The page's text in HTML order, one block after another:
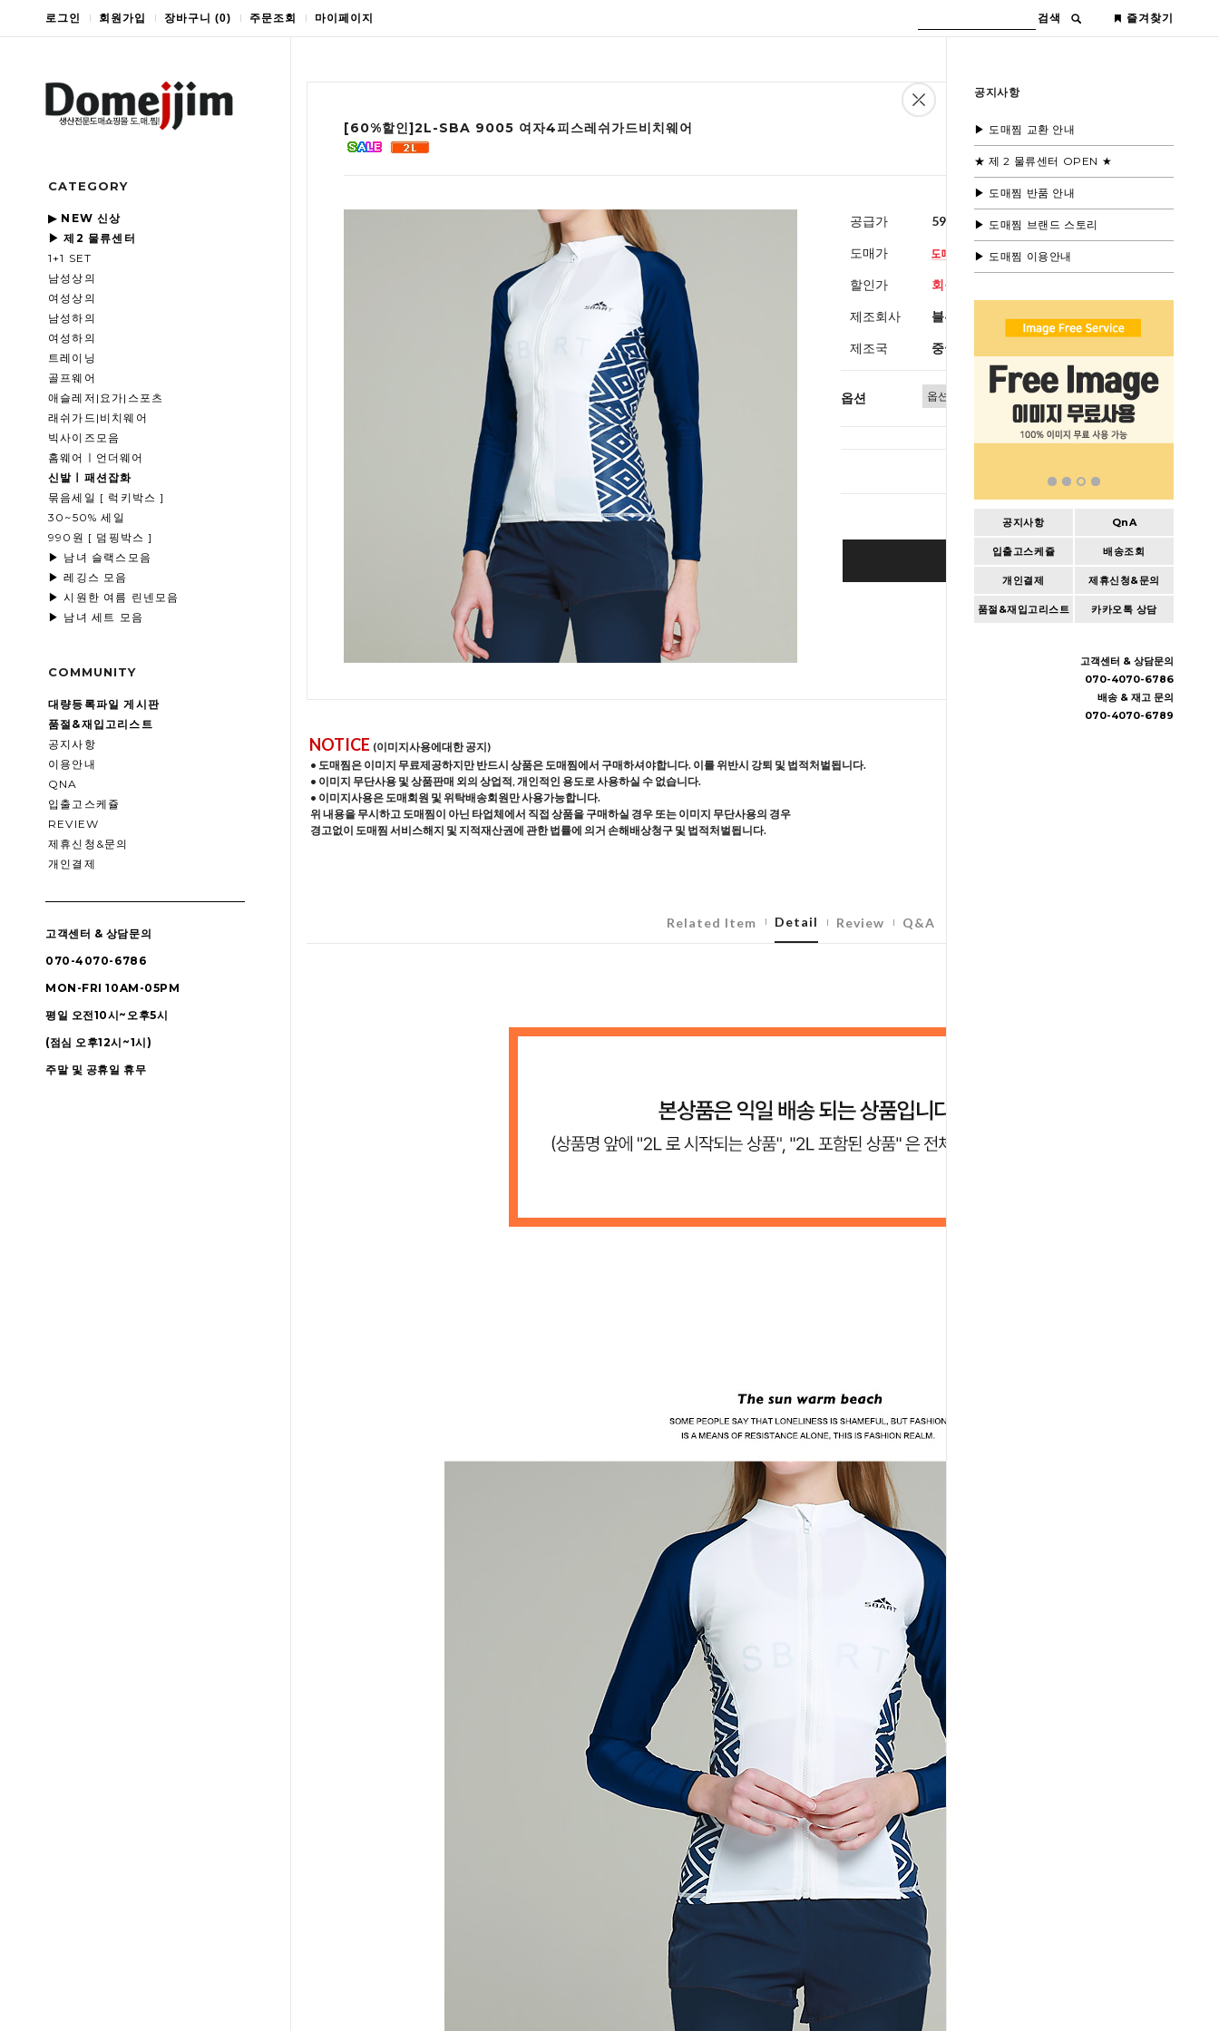
로그인 회원가입 장바구니 (0) 주문조회 마이페이지 검색 즐겨찾기
CATEGORY
▶ NEW 신상
▶ 제2 물류센터
1+1 SET
남성상의
여성상의
남성하의
여성하의
트레이닝
골프웨어
애슬레저|요가|스포츠
래쉬가드|비치웨어
빅사이즈모음
홈웨어ㅣ언더웨어
신발ㅣ패션잡화
묶음세일 [ 럭키박스 ]
30~50% 세일
990원 [ 덤핑박스 ]
▶ 남녀 슬랙스모음
▶ 레깅스 모음
▶ 시원한 여름 린넨모음
▶ 남녀 세트 모음
COMMUNITY
대량등록파일 게시판
품절&재입고리스트
공지사항
이용안내
QNA
입출고스케쥴
REVIEW
제휴신청&문의
개인결제
고객센터 & 상담문의
070-4070-6786
MON-FRI 10AM-05PM
평일 오전10시~오후5시
(점심 오후12시~1시)
주말 및 공휴일 휴무
공지사항
▶ 도매찜 교환 안내
★ 제 2 물류센터 OPEN ★
▶ 도매찜 반품 안내
▶ 도매찜 브랜드 스토리
▶ 도매찜 이용안내
공지사항 QnA
입출고스케쥴 배송조회
개인결제 제휴신청&문의
품절&재입고리스트 카카오톡 상담
고객센터 & 상담문의
070-4070-6786
배송 & 재고 문의
070-4070-6789
[60%할인]2L-SBA 9005 여자4피스레쉬가드비치웨어
공급가 59,600원(부가세별도)
도매가
할인가 회원공개
제조회사 블루모드수입
제조국 중국
옵션
SOLD OUT
Wishlist
NOTICE (이미지사용에대한 공지)
• 도매찜은 이미지 무료제공하지만 반드시 상품은 도매찜에서 구매하셔야합니다. 이를 위반시 강퇴 및 법적처벌됩니다.
• 이미지 무단사용 및 상품판매 외의 상업적, 개인적인 용도로 사용하실 수 없습니다.
• 이미지사용은 도매회원 및 위탁배송회원만 사용가능합니다.
위 내용을 무시하고 도매찜이 아닌 타업체에서 직접 상품을 구매하실 경우 또는 이미지 무단사용의 경우
경고없이 도매찜 서비스해지 및 지적재산권에 관한 법률에 의거 손해배상청구 및 법적처벌됩니다.
Related Item Detail Review Q&A